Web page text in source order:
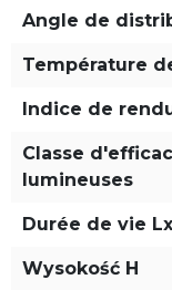
Angle de
Température
Indice de
Classe
lumineuses
Durée de vie
Wysokość H